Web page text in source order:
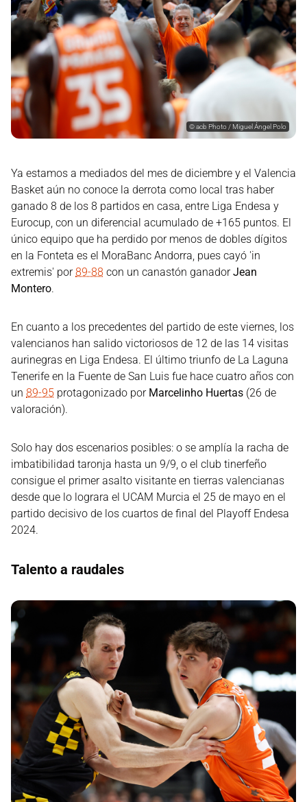
©acb Photo / Miguel Ángel Polo
Ya estamos a mediados del mes de diciembre y el Valencia
Basket aún no conoce la derrota como local tras haber
ganado 8 de los 8 partidos en casa, entre Liga Endesa y
Eurocup, con un diferencial acumulado de +165 puntos. El
único equipo que ha perdido por menos de dobles dígitos
en la Fonteta es el MoraBanc Andorra, pues cayó 'in
extremis' por89-88 con un canastón ganadorJean
Montero.
En cuanto a los precedentes del partido de este viernes, los
valencianos han salido victoriosos de 12 de las 14 visitas
aurinegras en Liga Endesa. El último triunfo de La Laguna
Tenerife en la Fuente de San Luis fue hace cuatro años con
un 89-95 protagonizado por Marcelinho Huertas (26 de
valoración).
Solo hay dos escenarios posibles: o se amplía la racha de
imbatibilidad taronja hasta un 9/9, o el club tinerfeño
consigue el primer asalto visitante en tierras valencianas
desde que lo lograra el UCAM Murcia el 25 de mayo en el
partido decisivo de los cuartos de final del Playoff Endesa
2024.
Talento a raudales